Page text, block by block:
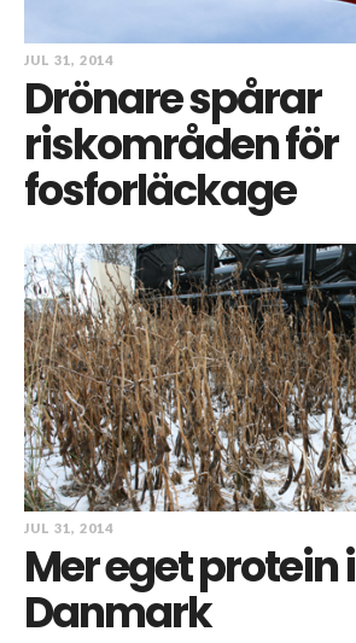
JUL 31, 2014
Drönare spårar
riskområden för
fosforläckage
JUL 31, 2014
Mer eget protein i
Danmark